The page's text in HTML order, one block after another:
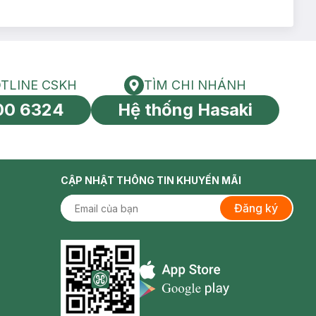
toàn cầu
HOTLINE CSKH
CSKH
6324
Tìm chi nhánh
TÌM CHI NHÁNH
Hệ thống Hasaki
CẬP NHẬT THÔNG TIN KHUYẾN MÃI
Đăng ký
Appstore icon